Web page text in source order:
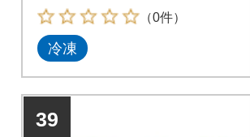
県製造地:神奈川県
（0件）
冷凍
39